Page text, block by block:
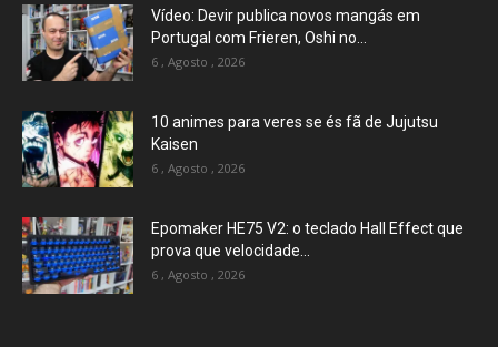
Vídeo: Devir publica novos mangás em
Portugal com Frieren, Oshi no...
6 , Agosto , 2026
10 animes para veres se és fã de Jujutsu
Kaisen
6 , Agosto , 2026
Epomaker HE75 V2: o teclado Hall Effect que
prova que velocidade...
6 , Agosto , 2026